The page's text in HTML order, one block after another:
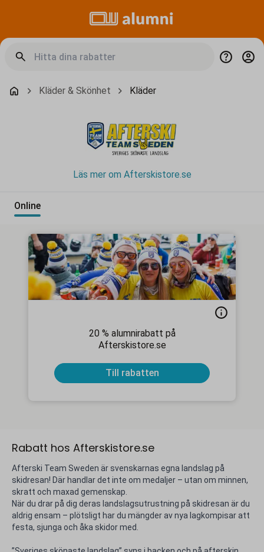
Kläder & Skönhet Kläder
Läs mer om Afterskistore.se
Online
20 % alumnirabatt på
Afterskistore.se
Till rabatten
Rabatt hos Afterskistore.se
Afterski Team Sweden är svenskarnas egna landslag på
skidresan! Där handlar det inte om medaljer – utan om minnen,
skratt och maxad gemenskap.
När du drar på dig deras landslagsutrustning på skidresan är du
aldrig ensam – plötsligt har du mängder av nya lagkompisar att
festa, sjunga och åka skidor med.